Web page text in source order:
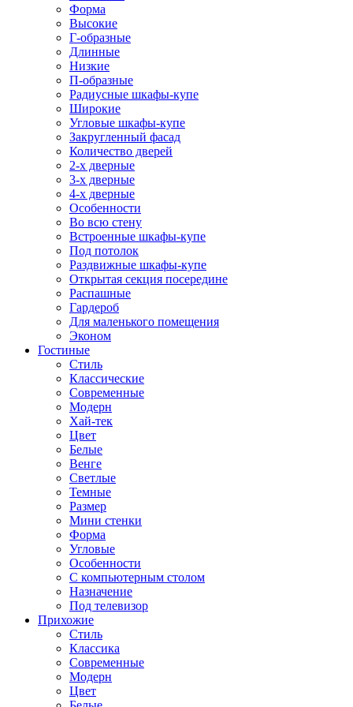
Форма
Высокие
Г-образные
Длинные
Низкие
П-образные
Радиусные шкафы-купе
Широкие
Угловые шкафы-купе
Закругленный фасад
Количество дверей
2-х дверные
3-х дверные
4-х дверные
Особенности
Во всю стену
Встроенные шкафы-купе
Под потолок
Раздвижные шкафы-купе
Открытая секция посередине
Распашные
Гардероб
Для маленького помещения
Эконом
Гостиные
Стиль
Классические
Современные
Модерн
Хай-тек
Цвет
Белые
Венге
Светлые
Темные
Размер
Мини стенки
Форма
Угловые
Особенности
С компьютерным столом
Назначение
Под телевизор
Прихожие
Стиль
Классика
Современные
Модерн
Цвет